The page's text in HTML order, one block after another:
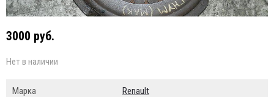
3000 руб.
Нет в наличии
Марка Renault